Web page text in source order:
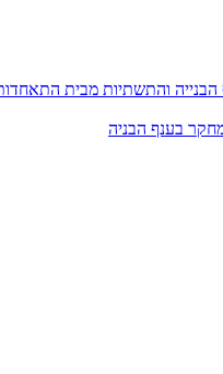
הבנייה והתשתיות מבית
בענף הבניה